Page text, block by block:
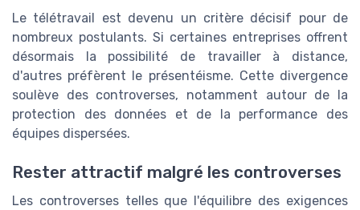
Le télétravail est devenu un critère décisif pour de
nombreux postulants. Si certaines entreprises offrent
désormais la possibilité de travailler à distance,
d'autres préfèrent le présentéisme. Cette divergence
soulève des controverses, notamment autour de la
protection des données et de la performance des
équipes dispersées.
Rester attractif malgré les controverses
Les controverses telles que l'équilibre des exigences